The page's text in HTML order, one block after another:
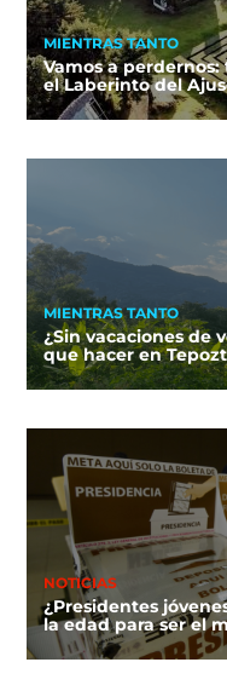
MIENTRAS TANTO
Vamos a
el Laberinto del
MIENTRAS TANTO
¿Sin vacaciones de
que hacer en
NOTICIAS
¿Presidentes
la edad para ser el